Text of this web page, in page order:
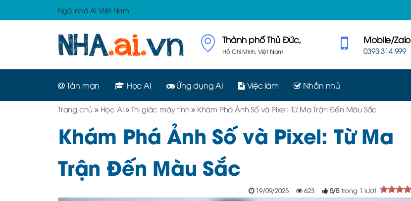
Ngôi nhà AI Việt Nam
Thành phố Thủ Đức,
Hồ Chí Minh, Việt Nam
Mobile/Zalo
0393 314 999
Tản mạn Học AI Ứng dụng AI Việc làm Nhắn nhủ
Trang chủ » Học AI» Thị giác máy tính » Khám Phá Ảnh Số và Pixel: Từ Ma Trận Đến Màu Sắc
Khám Phá Ảnh Số và Pixel: Từ Ma
Trận Đến Màu Sắc
19/09/2025 623 5/5 trong 1 lượt